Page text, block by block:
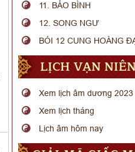
11. BẢO BÌNH
12. SONG NGƯ
BÓI 12 CUNG HOÀNG
LỊCH VẠN
Xem lịch âm dương 2023
Xem lịch tháng
Lịch âm hôm nay